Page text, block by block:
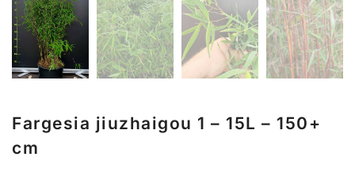
Fargesia jiuzhaigou 1 – 15L – 150+
cm